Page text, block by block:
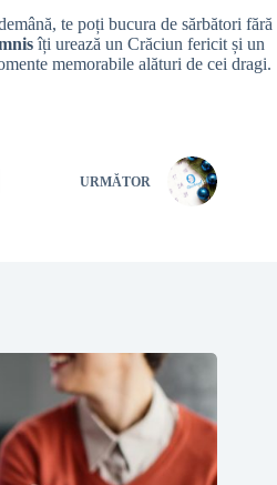
te poți bucura de sărbători fără
îți urează un Crăciun fericit și un
memorabile alături de cei dragi.
URMĂTOR